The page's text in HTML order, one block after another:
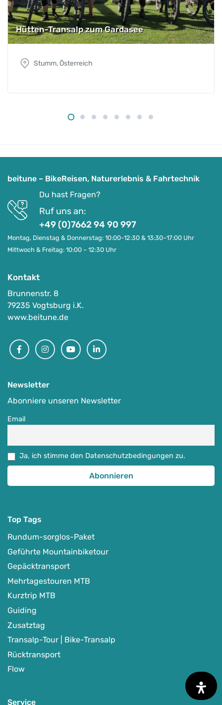
Hütten-Transalp zum Gardasee
Stumm, Österreich
beitune – BikeReisen, Naturerlebnis & Fahrtechnik
Du hast Fragen?
Ruf uns an:
+49 (0)7662 94 90 997
Montag, Dienstag & Donnerstag: 10:00-12:30 & 13:30–17:00 Uhr
Mittwoch & Freitag: 10:00 – 12:30 Uhr
Kontakt
Brunnenstr. 8
79235 Vogtsburg i.K.
www.beitune.de
FacebookInstagramYoutubeLinkedin
Newsletter
Abonniere unseren Newsletter
Email
Ja, ich stimme den Datenschutzbedingungen zu.
Top Tags
Rundum-sorglos-Paket
Geführte Mountainbiketour
Gepäcktransport
Mehrtagestouren MTB
Kurztrip MTB
Guiding
Zusatztag
Transalp-Tour | Bike-Transalp
Rücktransport
Flow
Service